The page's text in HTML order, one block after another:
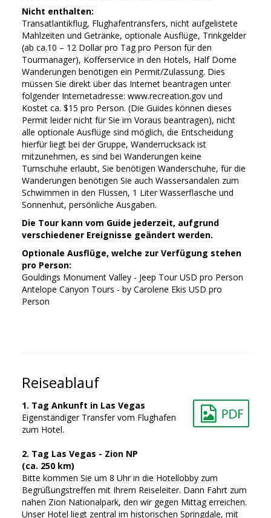
Nicht enthalten:
Transatlantikflug, Flughafentransfers, nicht aufgelistete
Mahlzeiten und Getränke, optionale Ausflüge, Trinkgelder
(ab ca.10 – 12 Dollar pro Tag pro Person für den
Tourmanager), Kofferservice in den Hotels, Half Dome
Wanderungen benötigen ein Permit/Zulassung. Dies
müssen Sie direkt über das Internet beantragen unter
folgender Internetadresse: www.recreation.gov und
Kostet ca. $15 pro Person. (Die Guides können dieses
Permit leider nicht für Sie im Voraus beantragen), nicht
alle optionale Ausflüge sind möglich, die Entscheidung
hierfür liegt bei der Gruppe, Wanderrucksack ist
mitzunehmen, es sind bei Wanderungen keine
Turnschuhe erlaubt, Sie benötigen Wanderschuhe, für die
Wanderungen benötigen Sie auch Wassersandalen zum
Schwimmen in den Flüssen, 1 Liter Wasserflasche und
Sonnenhut, persönliche Ausgaben.
Die Tour kann vom Guide jederzeit, aufgrund
verschiedener Ereignisse geändert werden.
Optionale Ausflüge, welche zur Verfügung stehen
pro Person:
Gouldings Monument Valley - Jeep Tour USD pro Person
Antelope Canyon Tours - by Carolene Ekis USD pro
Person
Reiseablauf
1. Tag Ankunft in Las Vegas
Eigenständiger Transfer vom Flughafen
zum Hotel.
2. Tag Las Vegas - Zion NP
(ca. 250 km)
Bitte kommen Sie um 8 Uhr in die Hotellobby zum
Begrüßungstreffen mit Ihrem Reiseleiter. Dann Fahrt zum
nahen Zion Nationalpark, den wir gegen Mittag erreichen.
Unser Hotel liegt zentral im historischen Springdale, mit